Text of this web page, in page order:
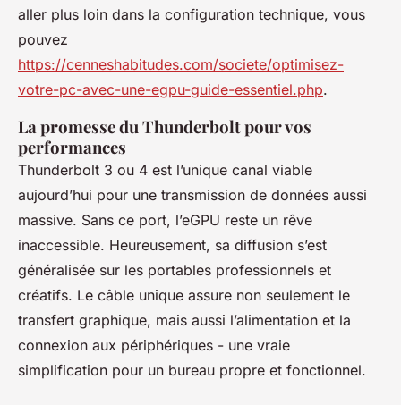
aller plus loin dans la configuration technique, vous
pouvez
https://cenneshabitudes.com/societe/optimisez-
votre-pc-avec-une-egpu-guide-essentiel.php.
La promesse du Thunderbolt pour vos
performances
Thunderbolt 3 ou 4 est l’unique canal viable
aujourd’hui pour une transmission de données aussi
massive. Sans ce port, l’eGPU reste un rêve
inaccessible. Heureusement, sa diffusion s’est
généralisée sur les portables professionnels et
créatifs. Le câble unique assure non seulement le
transfert graphique, mais aussi l’alimentation et la
connexion aux périphériques - une vraie
simplification pour un bureau propre et fonctionnel.